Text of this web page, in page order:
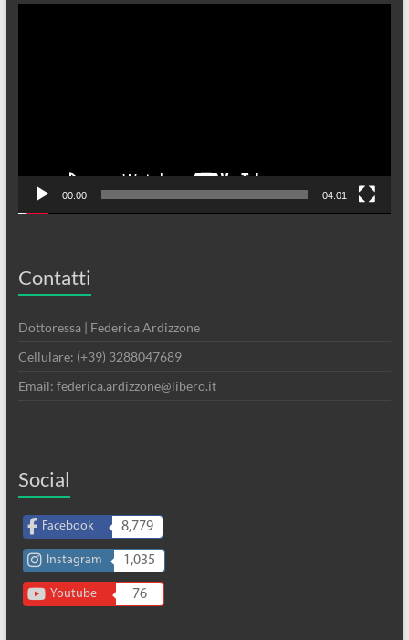
00:00 04:01
Contatti
Dottoressa | Federica Ardizzone
Cellulare: (+39) 3288047689
Email: federica.ardizzone@libero.it
Social
Facebook 8,779
Instagram 1,035
Youtube 76